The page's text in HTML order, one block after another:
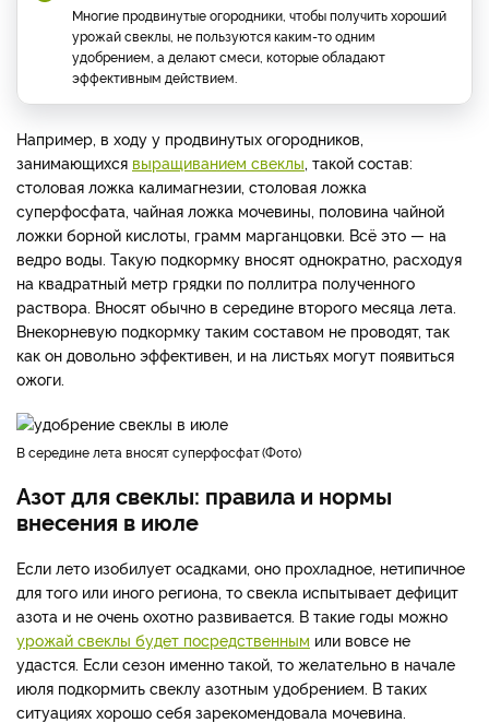
Многие продвинутые огородники, чтобы получить хороший
урожай свеклы, не пользуются каким-то одним
удобрением, а делают смеси, которые обладают
эффективным действием.
Например, в ходу у продвинутых огородников,
занимающихся выращиванием свеклы , такой состав:
столовая ложка калимагнезии, столовая ложка
суперфосфата, чайная ложка мочевины, половина чайной
ложки борной кислоты, грамм марганцовки. Всё это — на
ведро воды. Такую подкормку вносят однократно, расходуя
на квадратный метр грядки по поллитра полученного
раствора. Вносят обычно в середине второго месяца лета.
Внекорневую подкормку таким составом не проводят, так
как он довольно эффективен, и на листьях могут появиться
ожоги.
в середине лета вносят суперфосфат Фото
Азот для свеклы: правила и нормы
внесения в июле
Если лето изобилует осадками, оно прохладное, нетипичное
для того или иного региона, то свекла испытывает дефицит
азота и не очень охотно развивается. В такие годы можно
урожай свеклы будет посредственным или вовсе не
удастся. Если сезон именно такой, то желательно в начале
июля подкормить свеклу азотным удобрением. В таких
ситуациях хорошо себя зарекомендовала мочевина.